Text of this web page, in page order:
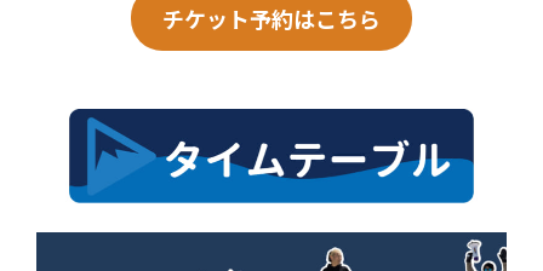
チケット予約はこちら